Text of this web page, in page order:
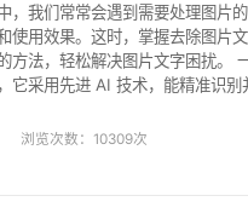
，我们常常会遇到需要处理图片
使用效果。这时，掌握去除图片
字困扰。 一、水印云 水印云是一款专业的去水印软件，其中图片去水
它采用先进 AI 技术，能精准识
除文字水印教程如下： 1、首先
浏览次数：10309次